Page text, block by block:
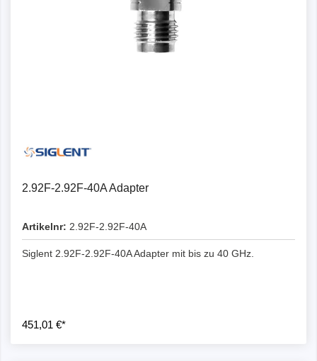
2.92F-2.92F-40A Adapter
Artikelnr: 2.92F-2.92F-40A
Siglent 2.92F-2.92F-40A Adapter mit bis zu 40 GHz.
451,01 €*